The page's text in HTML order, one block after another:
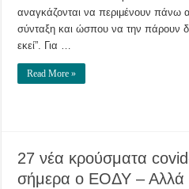
αναγκάζονται να περιμένουν πάνω
σύνταξη και ώσπου να την πάρουν
εκεί”. Για …
Read More »
27 νέα κρούσματα
σήμερα ο ΕΟΔΥ – Αλλά